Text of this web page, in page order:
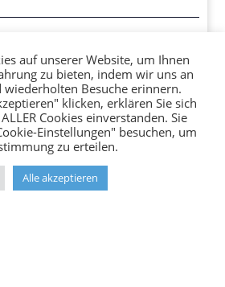
– Datenbanken – Beratung
444
58
auf unserer Website, um Ihnen
zu bieten, indem wir uns an
wiederholten Besuche erinnern.
klicken, erklären Sie sich
Cookies einverstanden. Sie
Einstellungen" besuchen, um
zu erteilen.
Alle akzeptieren